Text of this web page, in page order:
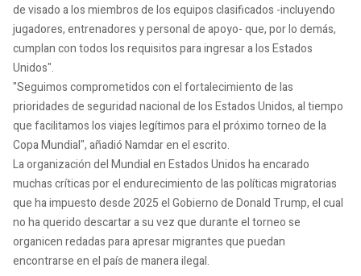
de visado a los miembros de los equipos clasificados -incluyendo
jugadores, entrenadores y personal de apoyo- que, por lo demás,
cumplan con todos los requisitos para ingresar a los Estados
Unidos".
"Seguimos comprometidos con el fortalecimiento de las
prioridades de seguridad nacional de los Estados Unidos, al tiempo
que facilitamos los viajes legítimos para el próximo torneo de la
Copa Mundial", añadió Namdar en el escrito.
La organización del Mundial en Estados Unidos ha encarado
muchas críticas por el endurecimiento de las políticas migratorias
que ha impuesto desde 2025 el Gobierno de Donald Trump, el cual
no ha querido descartar a su vez que durante el torneo se
organicen redadas para apresar migrantes que puedan
encontrarse en el país de manera ilegal.